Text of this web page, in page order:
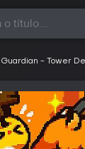
Guardian - Tower